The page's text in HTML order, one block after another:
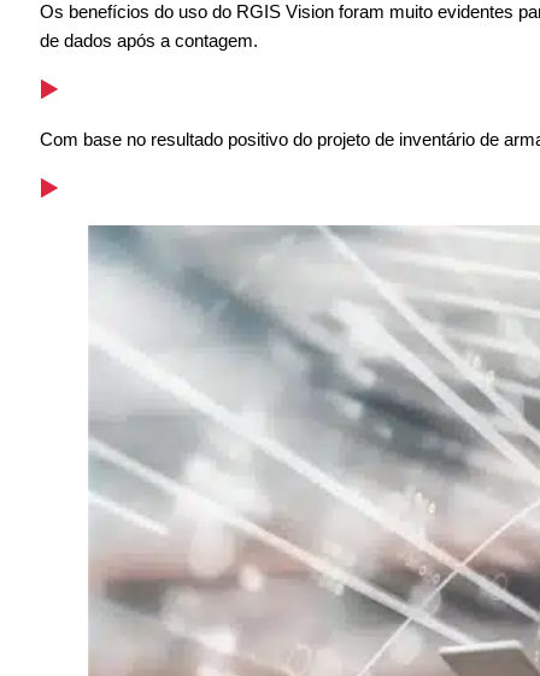
Os benefícios do uso do RGIS Vision foram muito evidentes
de dados após a contagem.
Com base no resultado positivo do projeto de inventário de